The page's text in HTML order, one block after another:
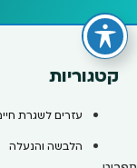
קטגוריות
עזרים לשגרת
הלבשה והנעלה